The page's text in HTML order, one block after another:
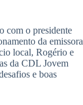
com o presidente
da emissora
local, Rogério e
da CDL Jovem
e boas